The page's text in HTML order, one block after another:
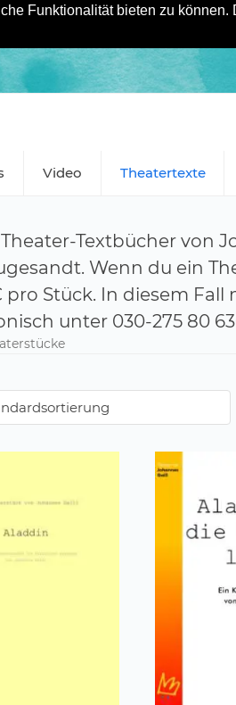
Funktionalität bieten zu
Video Theatertexte
Textbücher von
Wenn du ein
pro Stück. In diesem
unter 030-275 80